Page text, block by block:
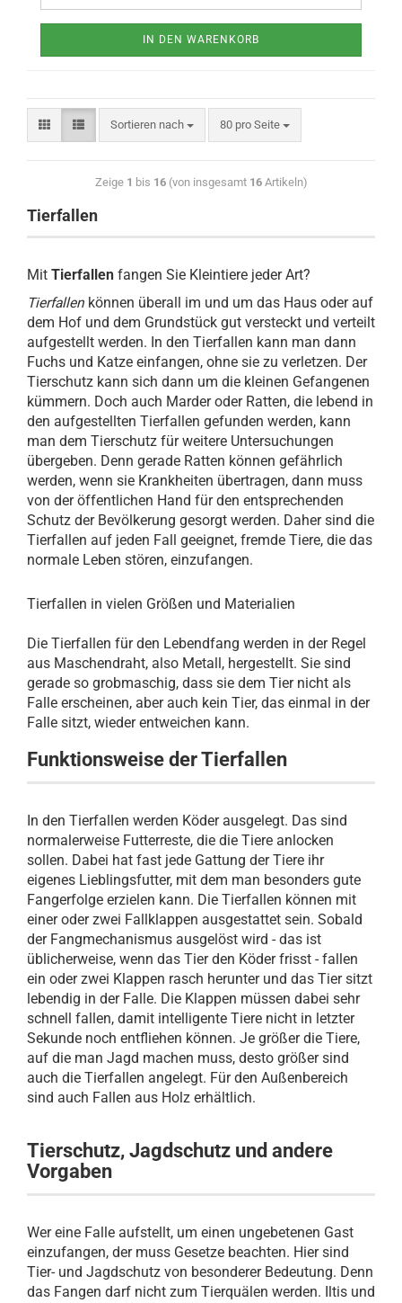
IN DEN WARENKORB
Sortieren nach 80 pro Seite
Zeige 1 bis 16(von insgesamt 16Artikeln)
Tierfallen
Mit Tierfallen fangen Sie Kleintiere jeder Art?
Tierfallen können überall im und um das Haus oder auf
dem Hof und dem Grundstück gut versteckt und verteilt
aufgestellt werden. In den Tierfallen kann man dann
Fuchs und Katze einfangen, ohne sie zu verletzen. Der
Tierschutz kann sich dann um die kleinen Gefangenen
kümmern. Doch auch Marder oder Ratten, die lebend in
den aufgestellten Tierfallen gefunden werden, kann
man dem Tierschutz für weitere Untersuchungen
übergeben. Denn gerade Ratten können gefährlich
werden, wenn sie Krankheiten übertragen, dann muss
von der öffentlichen Hand für den entsprechenden
Schutz der Bevölkerung gesorgt werden. Daher sind die
Tierfallen auf jeden Fall geeignet, fremde Tiere, die das
normale Leben stören, einzufangen.
Tierfallen in vielen Größen und Materialien
Die Tierfallen für den Lebendfang werden in der Regel
aus Maschendraht, also Metall, hergestellt. Sie sind
gerade so grobmaschig, dass sie dem Tier nicht als
Falle erscheinen, aber auch kein Tier, das einmal in der
Falle sitzt, wieder entweichen kann.
Funktionsweise der Tierfallen
In den Tierfallen werden Köder ausgelegt. Das sind
normalerweise Futterreste, die die Tiere anlocken
sollen. Dabei hat fast jede Gattung der Tiere ihr
eigenes Lieblingsfutter, mit dem man besonders gute
Fangerfolge erzielen kann. Die Tierfallen können mit
einer oder zwei Fallklappen ausgestattet sein. Sobald
der Fangmechanismus ausgelöst wird - das ist
üblicherweise, wenn das Tier den Köder frisst - fallen
ein oder zwei Klappen rasch herunter und das Tier sitzt
lebendig in der Falle. Die Klappen müssen dabei sehr
schnell fallen, damit intelligente Tiere nicht in letzter
Sekunde noch entfliehen können. Je größer die Tiere,
auf die man Jagd machen muss, desto größer sind
auch die Tierfallen angelegt. Für den Außenbereich
sind auch Fallen aus Holz erhältlich.
Tierschutz, Jagdschutz und andere
Vorgaben
Wer eine Falle aufstellt, um einen ungebetenen Gast
einzufangen, der muss Gesetze beachten. Hier sind
Tier- und Jagdschutz von besonderer Bedeutung. Denn
das Fangen darf nicht zum Tierquälen werden. Iltis und